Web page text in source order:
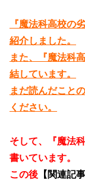
『魔法科高校の
紹介しました。
また、『魔法科
結しています。
まだ読んだこと
ください。
そして、『魔法
書いています。
この後 【関連記事